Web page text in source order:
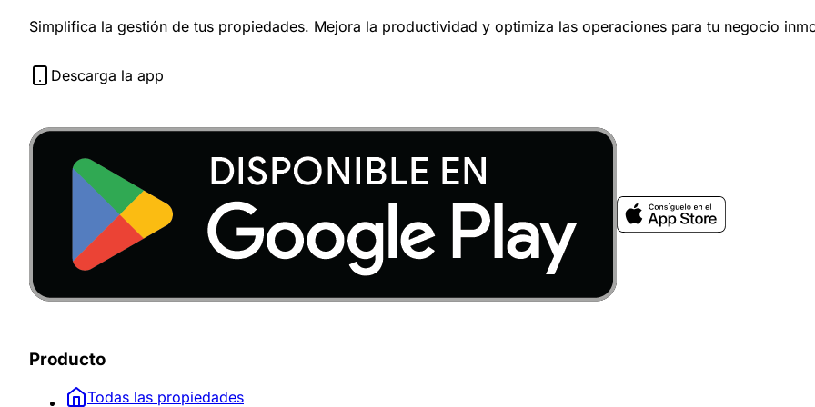
Simplifica la gestión de tus propiedades. Mejora la productividad y optimiza las operaciones para tu negocio
Descarga la app
Producto
Todas las propiedades